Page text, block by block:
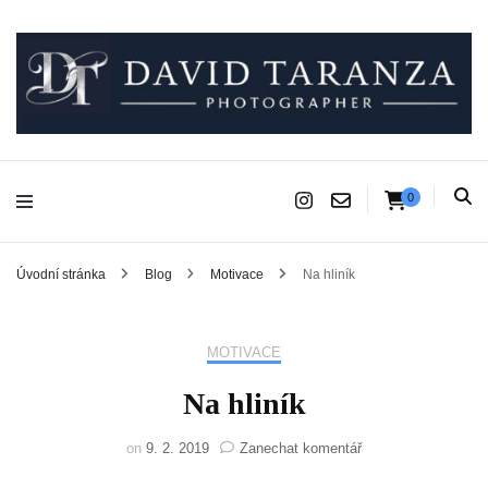
David Taranza
Fotograf pro chvíle, na kterých záleží.
0
Úvodní stránka Blog Motivace Na hliník
MOTIVACE
Na hliník
on 9. 2. 2019 Zanechat komentářna